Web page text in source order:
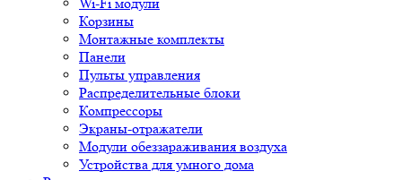
Корзины
Монтажные комплекты
Панели
Пульты управления
Распределительные блоки
Компрессоры
Экраны-отражатели
Модули обеззараживания воздуха
Устройства для умного дома